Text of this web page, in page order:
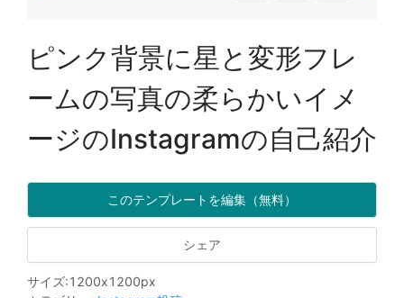
ピンク背景に星と変形フレ
ームの写真の柔らかいイメ
ージのInstagramの自己紹介
このテンプレートを編集（無料）
シェア
サイズ:1200x1200px